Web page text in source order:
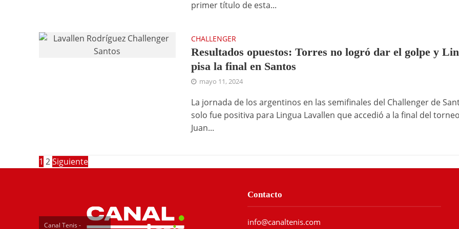
primer título de esta...
CHALLENGER
Resultados opuestos: Torres no logró dar el golpe y
pisa la final en Santos
mayo 11, 2024
La jornada de los argentinos en las semifinales del Challenger de
solo fue positiva para Lingua Lavallen que accedió a la final del
Juan...
1 2 Siguiente
Canal Tenis -
Contacto
info@canaltenis.com